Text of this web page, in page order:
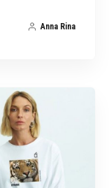
Anna Rina